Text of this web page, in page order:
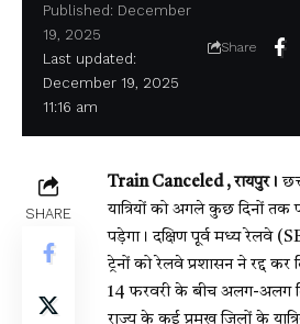
Last updated:
December 19, 2025
11:16 am
Published: December
19, 2025
Share
SHARE
Train Canceled , रायपुर।
यात्रियों को अगले कुछ दिनों तक
पड़ेगा। दक्षिण पूर्व मध्य रेलवे
ट्रेनों को रेलवे प्रशासन ने रद्द
14 फरवरी के बीच अलग-अलग
राज्य के कई प्रमुख जिलों के